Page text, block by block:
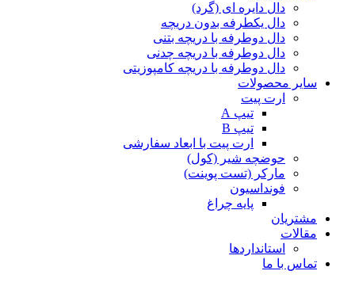
دال دایره ای (گرد)
دال یکطرفه بدون دریچه
دال دوطرفه با دریچه بتنی
دال دوطرفه با دریچه چدنی
دال دوطرفه با دریچه کامپوزیتی
سایر محصولات
ارت پیت
تیپ A
تیپ B
ارت پیت با ابعاد سفارشی
حوضچه شیر (کول)
مارکر (تست پوینت)
فونداسیون
پایه چراغ
مشتریان
مقالات
استانداردها
تماس با ما